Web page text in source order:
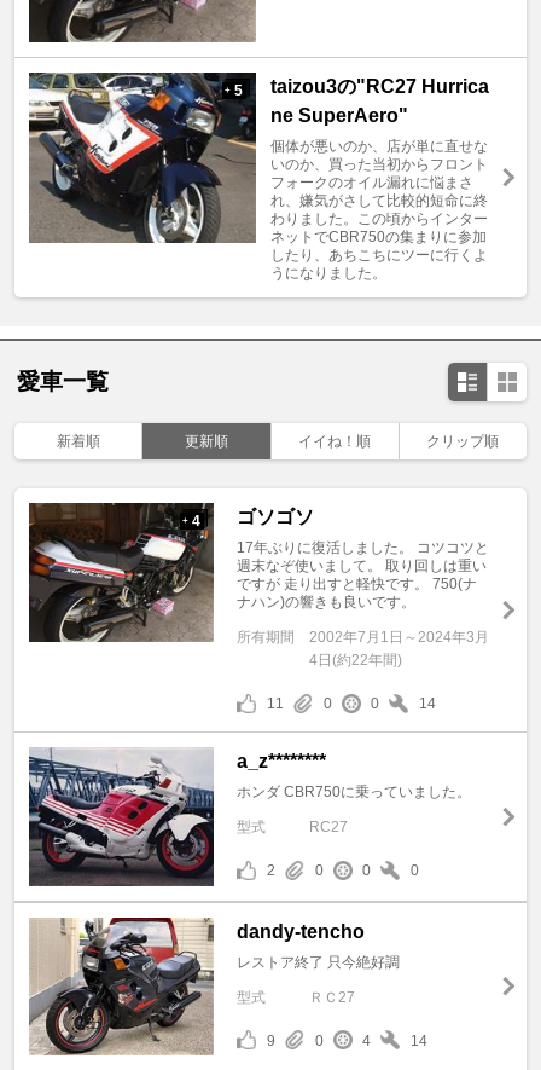
+ 5
taizou3の"RC27 Hurrica
ne SuperAero"
個体が悪いのか、店が単に直せな
いのか、買った当初からフロント
フォークのオイル漏れに悩まさ
れ、嫌気がさして比較的短命に終
わりました。この頃からインター
ネットでCBR750の集まりに参加
したり、あちこちにツーに行くよ
うになりました。
愛車一覧
新着順 更新順 イイね！順 クリップ順
+ 4 ゴソゴソ
17年ぶりに復活しました。 コツコツと
週末なぞ使いまして。 取り回しは重い
ですが 走り出すと軽快です。 750(ナ
ナハン)の響きも良いです。
所有期間
2002年7月1日～2024年3月
4日(約22年間)
11 0 0 14
a_z********
ホンダ CBR750に乗っていました。
型式 RC27
2 0 0 0
dandy-tencho
レストア終了 只今絶好調
型式 ＲＣ27
9 0 4 14